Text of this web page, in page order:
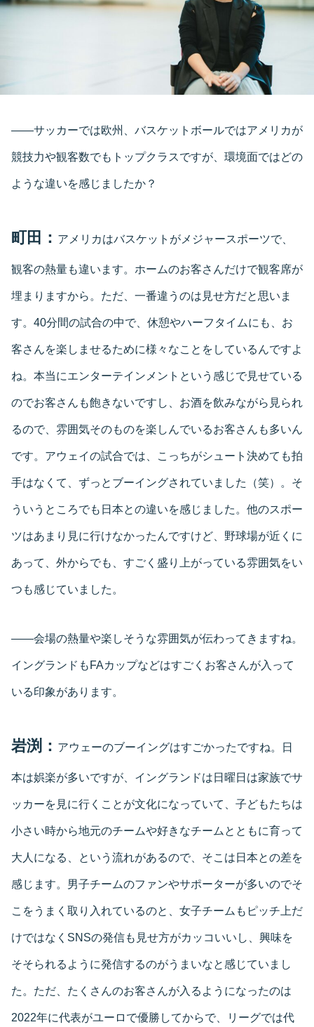
――サッカーでは欧州、バスケットボールではアメリカが
競技力や観客数でもトップクラスですが、環境面ではどの
ような違いを感じましたか？
町田： アメリカはバスケットがメジャースポーツで、
観客の熱量も違います。ホームのお客さんだけで観客席が
埋まりますから。ただ、一番違うのは見せ方だと思いま
す。40分間の試合の中で、休憩やハーフタイムにも、お
客さんを楽しませるために様々なことをしているんですよ
ね。本当にエンターテインメントという感じで見せている
のでお客さんも飽きないですし、お酒を飲みながら見られ
るので、雰囲気そのものを楽しんでいるお客さんも多いん
です。アウェイの試合では、こっちがシュート決めても拍
手はなくて、ずっとブーイングされていました（笑）。そ
ういうところでも日本との違いを感じました。他のスポー
ツはあまり見に行けなかったんですけど、野球場が近くに
あって、外からでも、すごく盛り上がっている雰囲気をい
つも感じていました。
――会場の熱量や楽しそうな雰囲気が伝わってきますね。
イングランドもFAカップなどはすごくお客さんが入って
いる印象があります。
岩渕： アウェーのブーイングはすごかったですね。日
本は娯楽が多いですが、イングランドは日曜日は家族でサ
ッカーを見に行くことが文化になっていて、子どもたちは
小さい時から地元のチームや好きなチームとともに育って
大人になる、という流れがあるので、そこは日本との差を
感じます。男子チームのファンやサポーターが多いのでそ
こをうまく取り入れているのと、女子チームもピッチ上だ
けではなくSNSの発信も見せ方がカッコいいし、興味を
そそられるように発信するのがうまいなと感じていまし
た。ただ、たくさんのお客さんが入るようになったのは
2022年に代表がユーロで優勝してからで、リーグでは代